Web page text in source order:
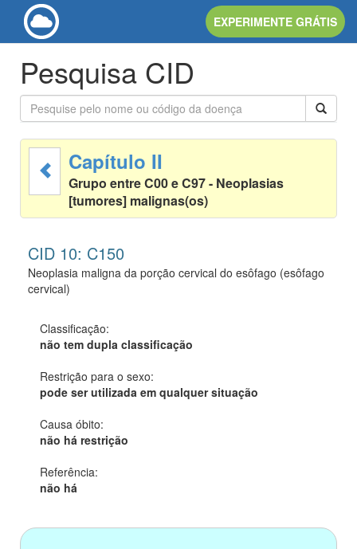
EXPERIMENTE GRÁTIS
Pesquisa CID
Capítulo II
Grupo entre C00 e C97 - Neoplasias
[tumores] malignas(os)
CID 10: C150
Neoplasia maligna da porção cervical do esôfago (esôfago
cervical)
Classificação:
não tem dupla classificação
Restrição para o sexo:
pode ser utilizada em qualquer situação
Causa óbito:
não há restrição
Referência:
não há